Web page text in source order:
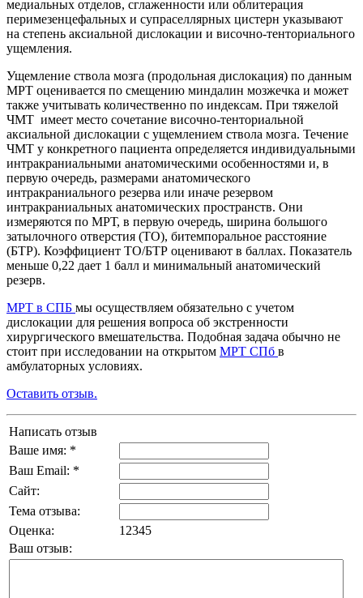
медиальных отделов, сглаженности или облитерация
перимезенцефальных и супраселлярных цистерн указывают
на степень аксиальной дислокации и височно-тенториального
ущемления.
Ущемление ствола мозга (продольная дислокация) по данным
МРТ оценивается по смещению миндалин мозжечка и может
также учитывать количественно по индексам. При тяжелой
ЧМТ имеет место сочетание височно-тенториальной
аксиальной дислокации с ущемлением ствола мозга. Течение
ЧМТ у конкретного пациента определяется индивидуальными
интракраниальными анатомическими особенностями и, в
первую очередь, размерами анатомического
интракраниального резерва или иначе резервом
интракраниальных анатомических пространств. Они
измеряются по МРТ, в первую очередь, ширина большого
затылочного отверстия (ТО), битемпоральное расстояние
(БТР). Коэффициент ТО/БТР оценивают в баллах. Показатель
меньше 0,22 дает 1 балл и минимальный анатомический
резерв.
МРТ в СПБ мы осуществляем обязательно с учетом
дислокации для решения вопроса об экстренности
хирургического вмешательства. Подобная задача обычно не
стоит при исследовании на открытом МРТ СПб в
амбулаторных условиях.
Оставить отзыв.
Написать отзыв
Ваше имя: *
Ваш Email: *
Сайт:
Тема отзыва:
Оценка:
1 2345
Ваш отзыв: